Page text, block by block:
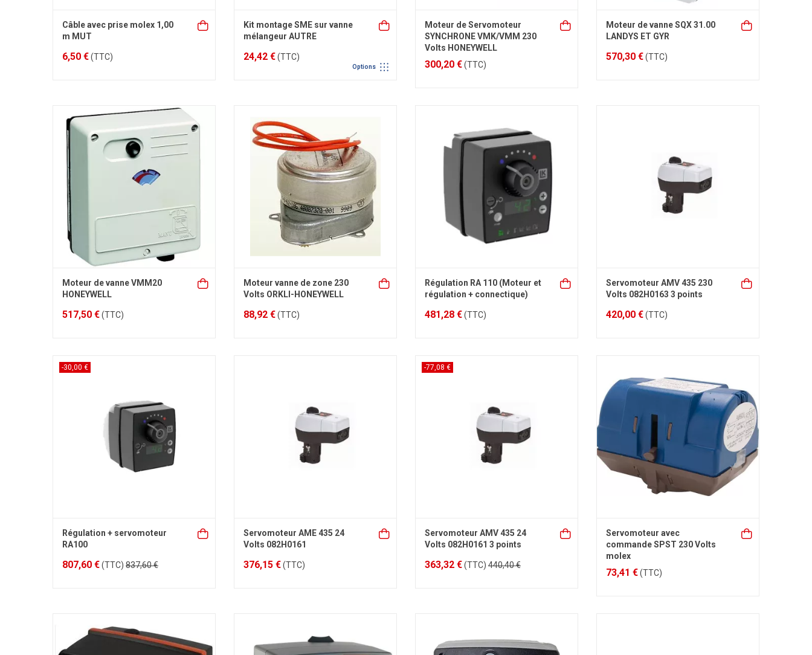
Câble avec prise molex 1,00
m MUT
6,50 €(TTC)
Kit montage SME sur vanne
mélangeur AUTRE
24,42 €(TTC)
Options
Moteur de Servomoteur
SYNCHRONE VMK/VMM 230
Volts HONEYWELL
300,20 €(TTC)
Moteur de vanne SQX 31.00
LANDYS ET GYR
570,30 €(TTC)
Moteur de vanne VMM20
HONEYWELL
517,50 €(TTC)
Moteur vanne de zone 230
Volts ORKLI-HONEYWELL
88,92 €(TTC)
Régulation RA 110 (Moteur et
régulation + connectique)
481,28 €(TTC)
Servomoteur AMV 435 230
Volts 082H0163 3 points
420,00 €(TTC)
-30,00 €
Régulation + servomoteur
RA100
807,60 €(TTC) 837,60 €
Servomoteur AME 435 24
Volts 082H0161
376,15 €(TTC)
-77,08 €
Servomoteur AMV 435 24
Volts 082H0161 3 points
363,32 €(TTC) 440,40 €
Servomoteur avec
commande SPST 230 Volts
molex
73,41 €(TTC)